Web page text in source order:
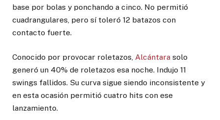
base por bolas y ponchando a cinco. No permitió
cuadrangulares, pero sí toleró 12 batazos con
contacto fuerte.
Conocido por provocar roletazos, Alcántara solo
generó un 40% de roletazos esa noche. Indujo 11
swings fallidos. Su curva sigue siendo inconsistente y
en esta ocasión permitió cuatro hits con ese
lanzamiento.